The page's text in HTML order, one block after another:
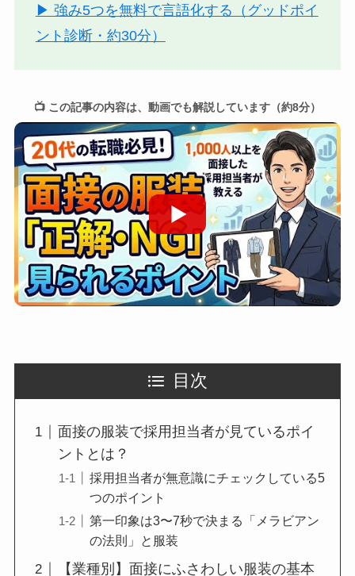
▶ 強み5つを無料で言語化する（グッドポイ
ント診断・約30分）
📺 この記事の内容は、動画でも解説しています（約8分）
目次
面接の服装で採用担当者が見ているポイ
ントとは？
採用担当者が無意識にチェックしている5
つのポイント
第一印象は3〜7秒で決まる「メラビアン
の法則」と服装
【業種別】面接にふさわしい服装の基本